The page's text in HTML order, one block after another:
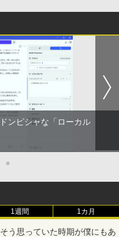
かんの麦茶 from 爽健美茶 ラ
本
ンピシャな「ローカル
●
1週間 1カ月
う思っていた時期が僕にもあ